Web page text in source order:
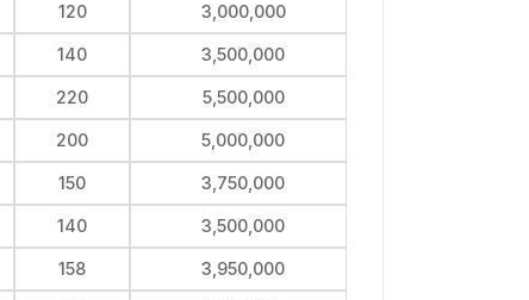
120 3,000,000
140 3,500,000
220 5,500,000
200 5,000,000
150 3,750,000
140 3,500,000
158 3,950,000